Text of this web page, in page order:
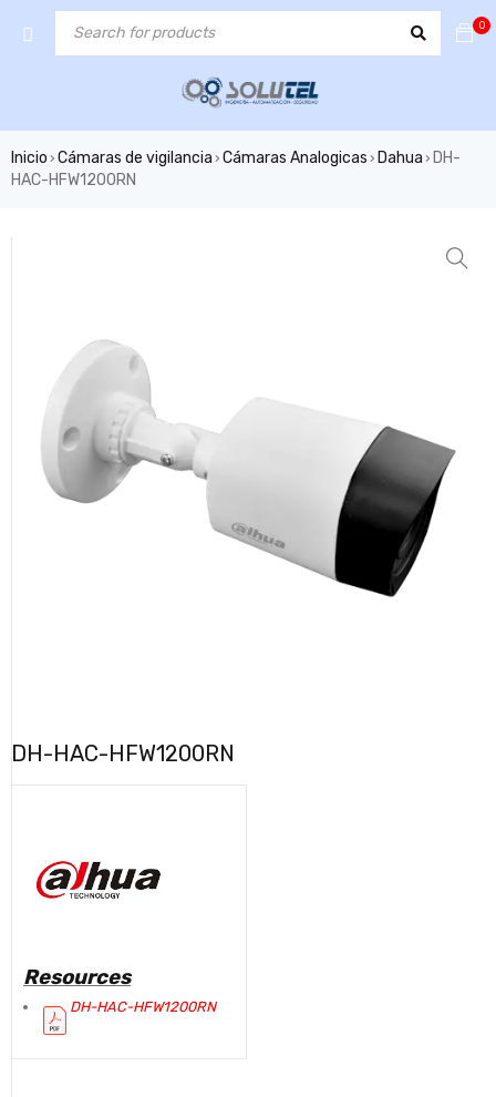
0
Inicio › Cámaras de vigilancia › Cámaras Analogicas › Dahua › DH-
HAC-HFW1200RN
DH-HAC-HFW1200RN
Resources
DH-HAC-HFW1200RN